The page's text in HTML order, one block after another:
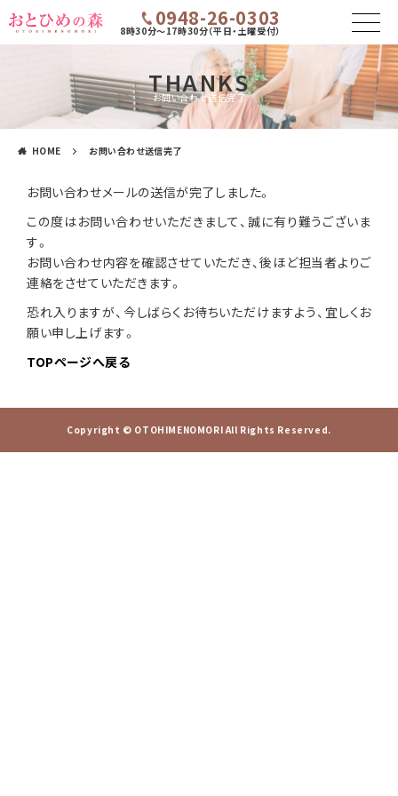
0948-26-0303
8時30分～17時30分（平日・土曜受付）
THANKS
お問い合わせ送信完了
HOME お問い合わせ送信完了
お問い合わせメールの送信が完了しました。
この度はお問い合わせいただきまして、誠に有り難うございま
す。
お問い合わせ内容を確認させていただき、後ほど担当者よりご
連絡をさせていただきます。
恐れ入りますが、今しばらくお待ちいただけますよう、宜しくお
願い申し上げます。
TOPページへ戻る
Copyright © OTOHIMENOMORI All Rights Reserved.